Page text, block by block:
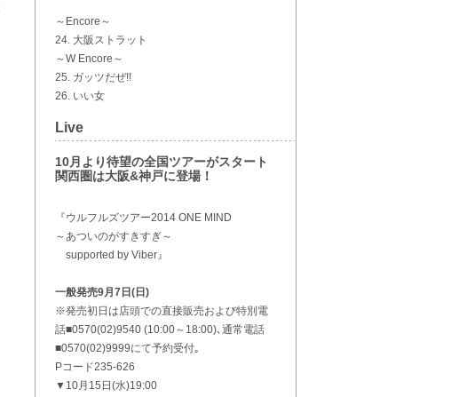
～Encore～
24. 大阪ストラット
～W Encore～
25. ガッツだぜ!!
26. いい女
Live
10月より待望の全国ツアーがスタート
関西圏は大阪&神戸に登場！
『ウルフルズツアー2014 ONE MIND
～あついのがすきすぎ～
supported by Viber』
一般発売9月7日(日)
※発売初日は店頭での直接販売および特別電
話■0570(02)9540 (10:00～18:00)､通常電話
■0570(02)9999にて予約受付｡
Pコード235-626
▼10月15日(水)19:00